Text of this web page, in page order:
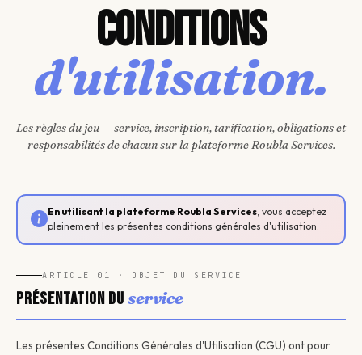
Conditions
d'utilisation.
Les règles du jeu — service, inscription, tarification, obligations et
responsabilités de chacun sur la plateforme Roubla Services.
En utilisant la plateforme Roubla Services, vous acceptez
pleinement les présentes conditions générales d'utilisation.
ARTICLE 01 · OBJET DU SERVICE
Présentation du service
Les présentes Conditions Générales d'Utilisation (CGU) ont pour